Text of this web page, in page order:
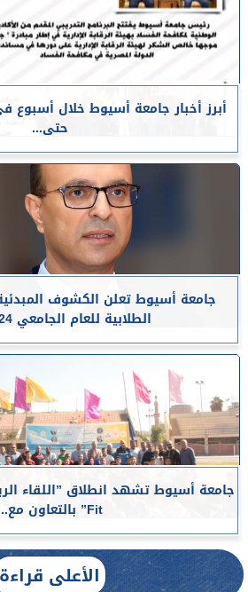
حتى...
جامعة أسيوط تعلن الكشوف المبدئية
الطلابية للعام الجامعي 2024 /2025
Fit” بالتعاون مع...
الأعلى قراءة